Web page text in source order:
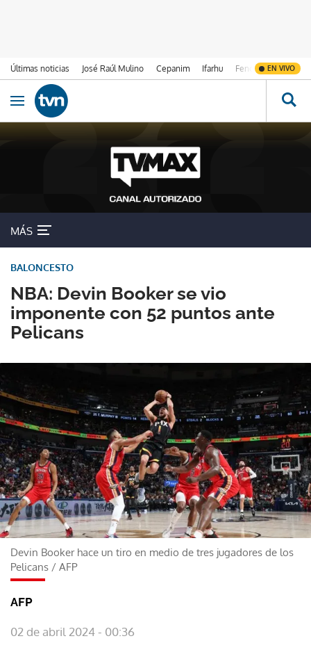
Últimas noticias José Raúl Mulino Cepanim Ifarhu Fenómeno de El
EN VIVO
Ir al contenido
Obrir navegació
MÁS
NBA: Devin Booker se vio
imponente con 52 puntos ante
Pelicans
BALONCESTO
Devin Booker hace un tiro en medio de tres jugadores de los
Pelicans / AFP
AFP
02 de abril 2024 - 00:36